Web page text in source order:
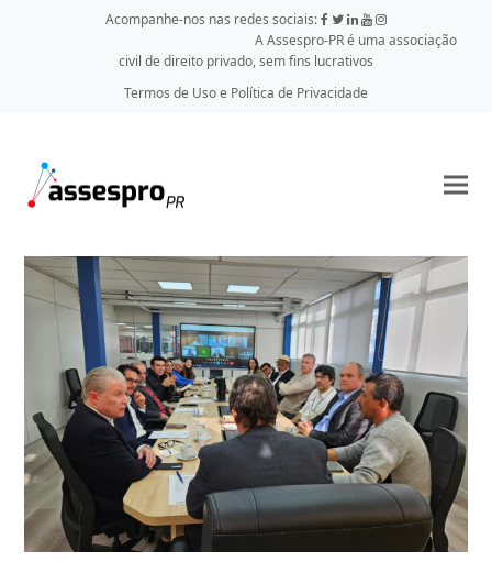
Acompanhe-nos nas redes sociais:
A Assespro-PR é uma associação
civil de direito privado, sem fins lucrativos
Termos de Uso e Política de Privacidade